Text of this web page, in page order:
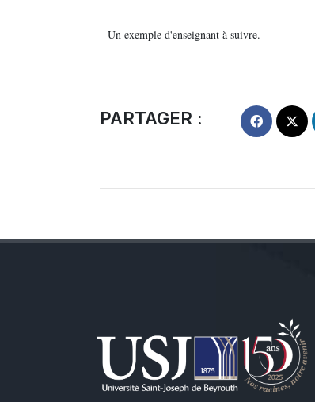
Un exemple d'enseignant à suivre.
PARTAGER :